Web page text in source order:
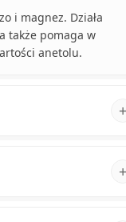
i magnez. Działa
także pomaga w
anetolu.